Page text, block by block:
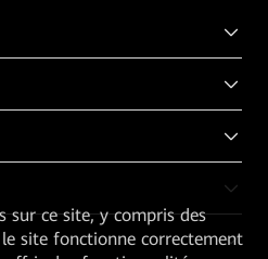
sur ce site, y compris des
site fonctionne correctement